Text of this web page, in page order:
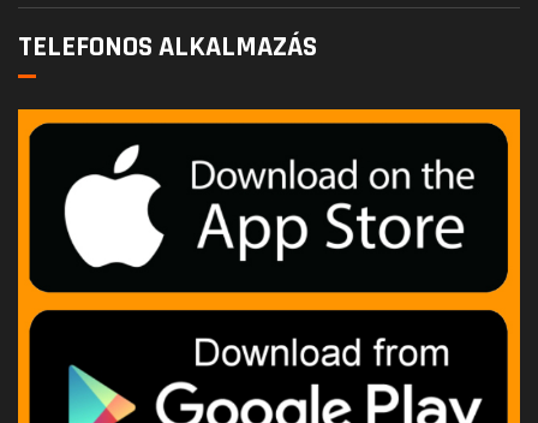
TELEFONOS ALKALMAZÁS